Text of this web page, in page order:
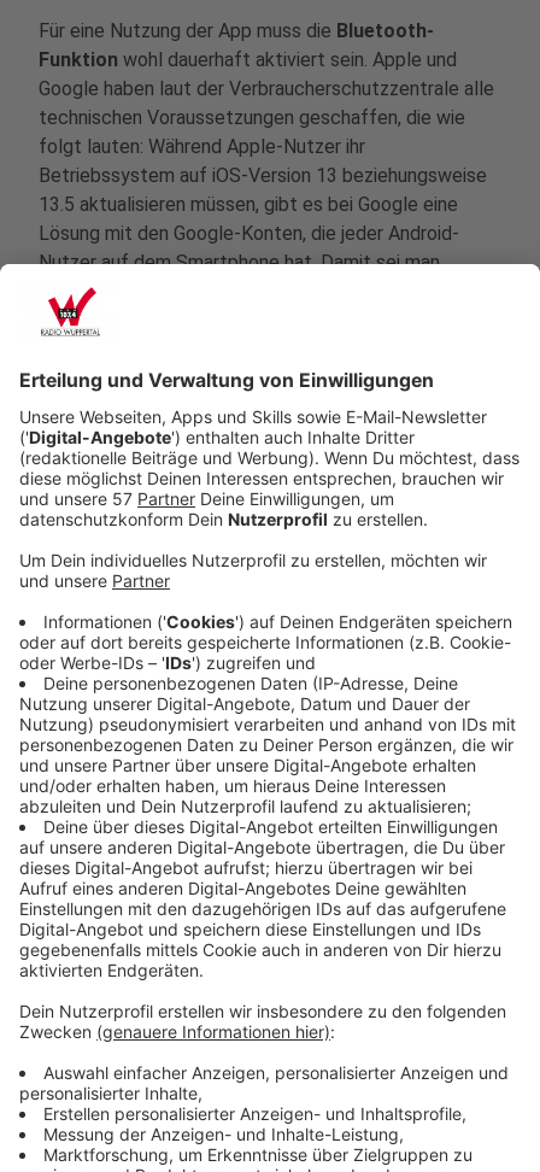
Für eine Nutzung der App muss die Bluetooth-
Funktion wohl dauerhaft aktiviert sein. Apple und
Google haben laut der Verbraucherschutzzentrale alle
technischen Voraussetzungen geschaffen, die wie
folgt lauten: Während Apple-Nutzer ihr
Betriebssystem auf iOS-Version 13 beziehungsweise
13.5 aktualisieren müssen, gibt es bei Google eine
Lösung mit den Google-Konten, die jeder Android-
Nutzer auf dem Smartphone hat. Damit sei man
unabhängig von Smartphone-Herstellern und erreiche
auch Nutzer, die keine Updates für ihr Betriebssystem
Android oder iOS (Apple) vorzugehen habt, findet ihr
überdiesen Link .
Anzeige
möglich
Anzeige
Die Bundesregierung will den Missbrauch der App
ausschließen. Infektionsmeldungen können nur nach
Bestätigung der Gesundheitsbehörden in der App
eingetragen werden. Das geschehe dann durch das
Scannen eines entsprechenden QR-Codes. Es ist quasi
ausgeschlossen, dass auch dieBevölkerung heimlich
überwachtwird. Der Quell-Code der App kann auf der
Plattform "GitHub" transparent eingesehen werden.
Bei etlichen Analysen des Codes wurden keine
Hintertüren oder andere Anomalien entdeckt.
Anzeige
So soll der Akku unserer Smartphones nicht
beeinträchtigt werden
Anzeige